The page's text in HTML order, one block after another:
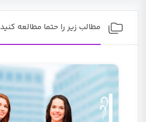
مطالب زیر را حتما مطالعه کنید